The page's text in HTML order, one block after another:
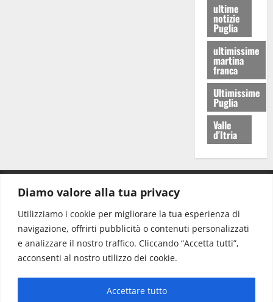
Diamo valore alla tua privacy
Utilizziamo i cookie per migliorare la tua esperienza di
navigazione, offrirti pubblicità o contenuti personalizzati
e analizzare il nostro traffico. Cliccando “Accetta tutti”,
acconsenti al nostro utilizzo dei cookie.
Accettare tutto
ultime
notizie
Puglia
ultimissime
martina
franca
Ultimissime
Puglia
Valle
d'Itria
Redazione: redazione@www.martinasera.it
Direttore:direttore@www.martinasera.it
Info & Commerciale:info@www.martinasera.it